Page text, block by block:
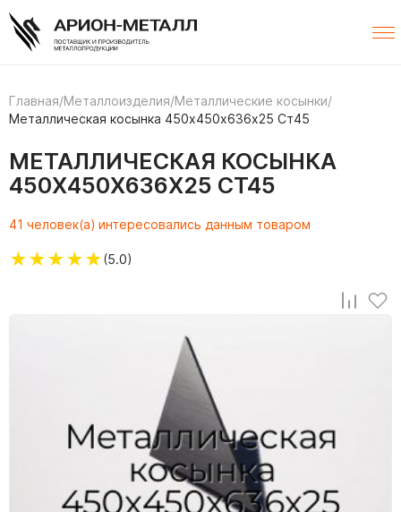
Главная/Металлоизделия/Металлические косынки/
Металлическая косынка 450х450х636х25 Ст45
МЕТАЛЛИЧЕСКАЯ КОСЫНКА
450Х450Х636Х25 СТ45
41 человек(а) интересовались данным товаром
★★★★★(5.0)